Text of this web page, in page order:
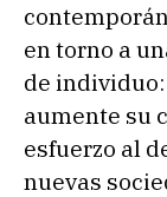
en torno a
de
aumente su
esfuerzo al
nuevas